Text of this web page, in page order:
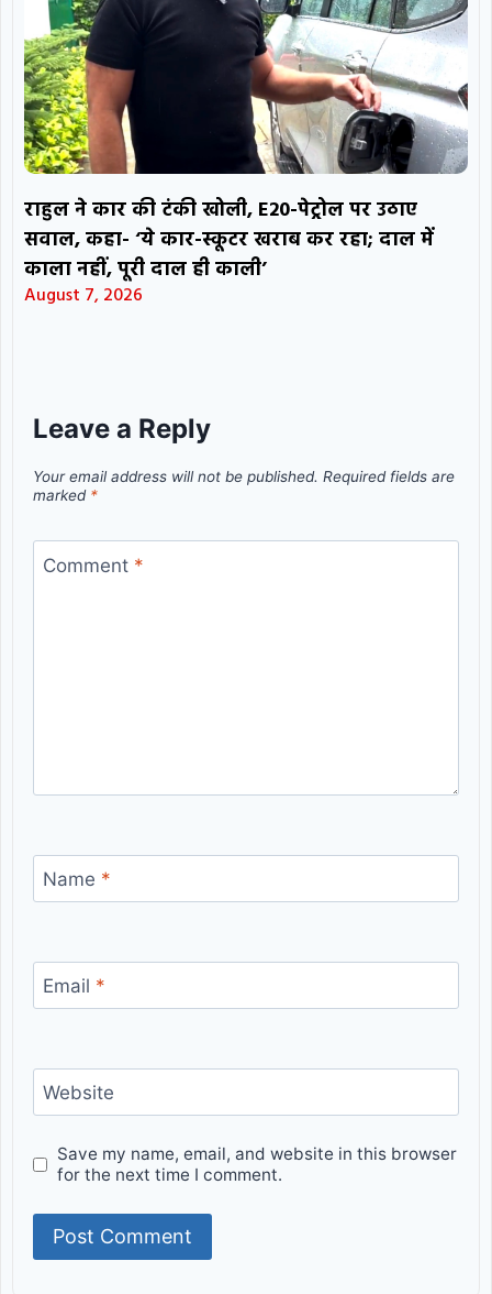
राहुल ने कार की टंकी खोली, E20-पेट्रोल पर उठाए
सवाल, कहा- ‘ये कार-स्कूटर खराब कर रहा; दाल में
काला नहीं, पूरी दाल ही काली’
August 7, 2026
Leave a Reply
Your email address will not be published. Required fields are
marked *
Comment *
Name *
Email *
Website
Save my name, email, and website in this browser
for the next time I comment.